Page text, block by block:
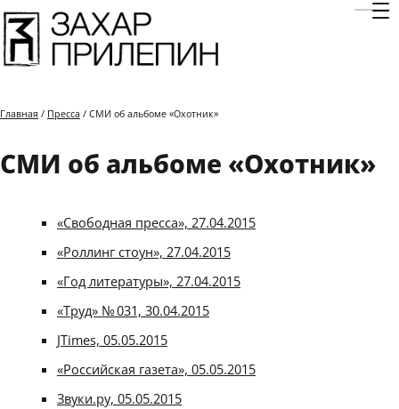
Главная / Пресса / СМИ об альбоме «Охотник»
СМИ об альбоме «Охотник»
«Свободная пресса», 27.04.2015
«Роллинг стоун», 27.04.2015
«Год литературы», 27.04.2015
«Труд» № 031, 30.04.2015
JTimes, 05.05.2015
«Российская газета», 05.05.2015
Звуки.ру, 05.05.2015